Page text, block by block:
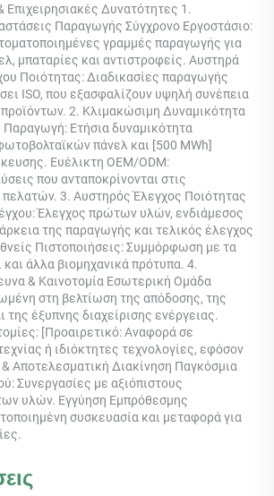
Επιχειρησιακές Δυνατότητες 1.
Παραγωγής Σύγχρονο Εργοστάσιο:
γραμμές παραγωγής για
μπαταρίες και αντιστροφείς. Αυστηρά
Ποιότητας: Διαδικασίες παραγωγής
ISO, που εξασφαλίζουν υψηλή συνέπεια
2. Κλιμακώσιμη Δυναμικότητα
Ετήσια δυναμικότητα
πάνελ και [500 MWh]
Ευέλικτη OEM/ODM:
που ανταποκρίνονται στις
3. Αυστηρός Έλεγχος Ποιότητας
Έλεγχος πρώτων υλών, ενδιάμεσος
της παραγωγής και τελικός έλεγχος
Πιστοποιήσεις: Συμμόρφωση με τα
και άλλα βιομηχανικά πρότυπα. 4.
& Καινοτομία Εσωτερική Ομάδα
στη βελτίωση της απόδοσης, της
της έξυπνης διαχείρισης ενέργειας.
[Προαιρετικό: Αναφορά σε
ή ιδιόκτητες τεχνολογίες, εφόσον
Αποτελεσματική Διακίνηση Παγκόσμια
Συνεργασίες με αξιόπιστους
υλών. Εγγύηση Εμπρόθεσμης
συσκευασία και μεταφορά για